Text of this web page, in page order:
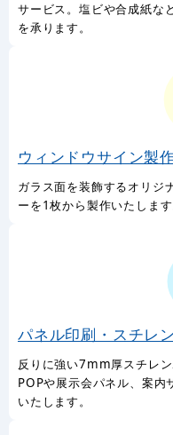
サービス。塩ビや合成紙な
を承ります。
ウィンドウサイン製
ガラス面を装飾するオリジ
ーを1枚から製作いたします
パネル印刷・スチレ
反りに強い7mm厚スチレ
POPや展示会パネル、案内
いたします。